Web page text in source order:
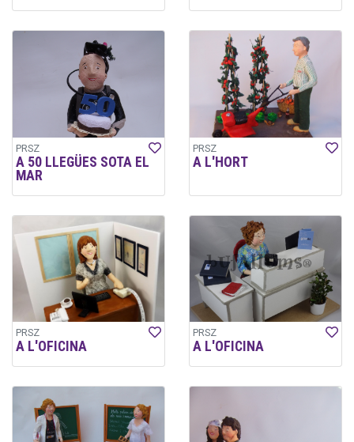
PRSZ
A 50 LLEGÜES SOTA EL
MAR
PRSZ
A L'HORT
PRSZ
A L'OFICINA
PRSZ
A L'OFICINA